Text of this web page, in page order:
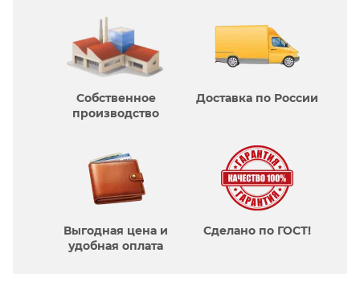
Собственное
производcтво
Доставка по России
Выгодная цена и
удобная оплата
Сделано по ГОСТ!